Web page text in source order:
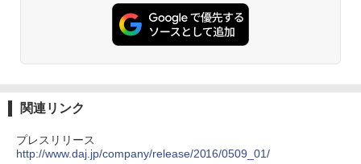
関連リンク
プレスリリース
http://www.daj.jp/company/release/2016/0509_01/